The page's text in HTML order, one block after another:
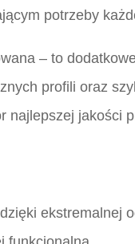
potrzeby
– to
profili oraz
najlepszej jakości
ekstremalnej